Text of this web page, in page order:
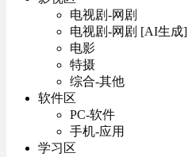
电视剧-网剧
电视剧-网剧 [AI生成]
电影
特摄
综合-其他
软件区
PC-软件
手机-应用
学习区